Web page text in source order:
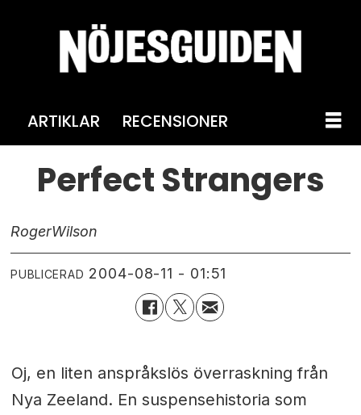
ARTIKLAR RECENSIONER
Perfect Strangers
RogerWilson
PUBLICERAD 2004-08-11 - 01:51
Oj, en liten anspråkslös överraskning från
Nya Zeeland. En suspensehistoria som